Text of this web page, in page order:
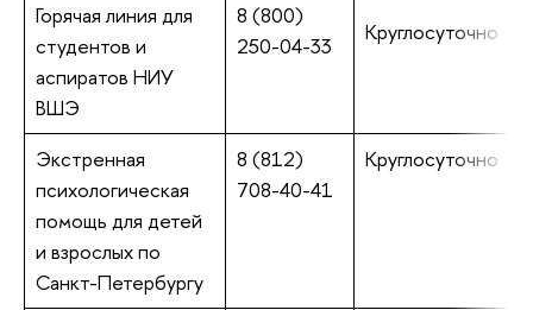
Горячая линия для
студентов и
аспиратов НИУ
ВШЭ
8 (800)
250-04-33
Круглосуточно
Экстренная
психологическая
помощь для детей
и взрослых по
Санкт-Петербургу
8 (812)
708-40-41
Круглосуточно